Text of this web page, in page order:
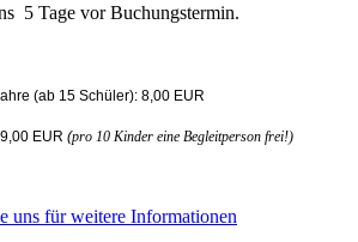
5 Tage vor Buchungstermin.
(ab 15 Schüler): 8,00 EUR
EUR (pro 10 Kinder eine Begleitperson frei!)
uns für weitere Informationen